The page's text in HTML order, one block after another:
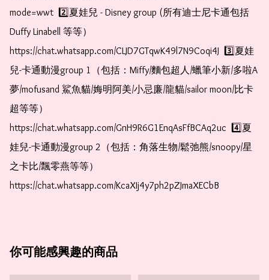
mode=wwt  2️⃣夏娃兒 - Disney group (所有迪士尼卡通包括
Duffy Linabell 等等）
https://chat.whatsapp.com/CLJD7GTqwK49l7N9Coqi4J  3️⃣夏娃
兒-卡通動漫group 1（包括：Miffy/麵包超人/蠟筆小新/多啦A
夢/mofusand 鯊魚貓/娒明阿美/小忌廉/龍貓/sailor moon/比卡
超等等）
https://chat.whatsapp.com/GnH9R6G1EnqAsFfBCAq2uc  4️⃣夏
娃兒-卡通動漫group 2（包括：角落生物/鬆弛熊/snoopy/星
之卡比/飄零燕等等）
https://chat.whatsapp.com/KcaXIj4y7ph2pZJmaXECbB
你可能感興趣的商品